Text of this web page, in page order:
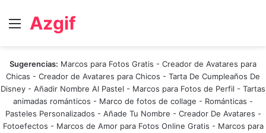
Menú
Azgif
Sugerencias: Marcos para Fotos Gratis - Creador de Avatares para
Chicas - Creador de Avatares para Chicos - Tarta De Cumpleaños De
Disney - Añadir Nombre Al Pastel - Marcos para Fotos de Perfil - Tartas
animadas románticos - Marco de fotos de collage - Románticas -
Pasteles Personalizados - Añade Tu Nombre - Creador De Avatares -
Fotoefectos - Marcos de Amor para Fotos Online Gratis - Marcos para